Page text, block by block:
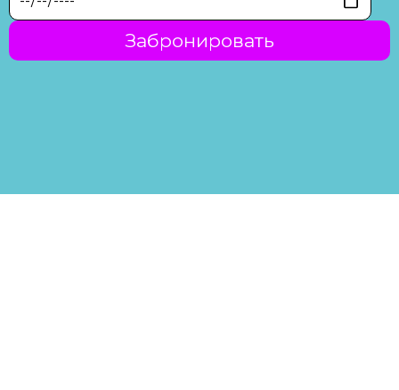
Забронировать